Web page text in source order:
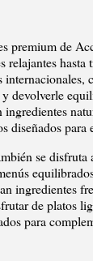
premium de
relajantes hasta
devolverle
ingredientes
diseñados para
se disfruta
ingredientes
de platos
para